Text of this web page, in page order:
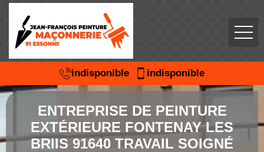
indisponible indisponible
ENTREPRISE DE PEINTURE
EXTÉRIEURE FONTENAY LES
BRIIS 91640 TRAVAIL SOIGNÉ